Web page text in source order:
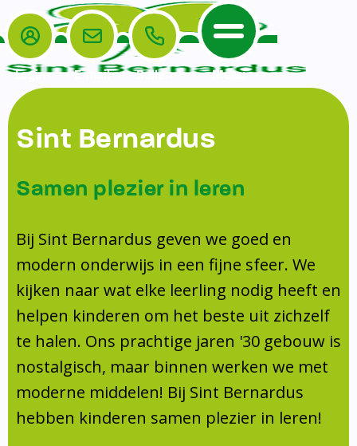
Home
De School
Veiligheidsplan
Onderwijs
Leerlingenraad
Leerlingenzorg
Doorstroomtoets
Jeugdprofessional op school
Centrum Jeugd en Gezin
Schoollogopedie
schoolondersteuningsprofiel
Schooltijden
Absentie
Vakanties
Aanmelden
Het Team
Ouders
Ouders
Tussenschoolse opvang
Activiteitencommissie (AC)
Medezeggenschapsraad (MR)
Formulieren
Klachtenregeling
Contact
Login E-mail Bellen Menu
Sint Bernardus
Samen plezier in leren
Bij Sint Bernardus geven we goed en
modern onderwijs in een fijne sfeer. We
kijken naar wat elke leerling nodig heeft en
helpen kinderen om het beste uit zichzelf
te halen. Ons prachtige jaren '30 gebouw is
nostalgisch, maar binnen werken we met
moderne middelen! Bij Sint Bernardus
hebben kinderen samen plezier in leren!